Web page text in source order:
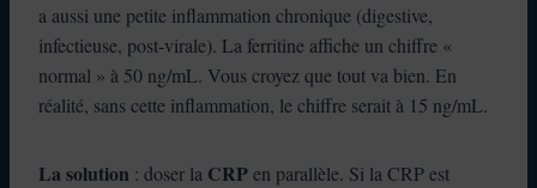
a aussi une petite inflammation chronique (digestive,
infectieuse, post-virale). La ferritine affiche un chiffre «
normal » à 50 ng/mL. Vous croyez que tout va bien. En
réalité, sans cette inflammation, le chiffre serait à 15 ng/mL.
La solution : doser la CRPen parallèle. Si la CRP est